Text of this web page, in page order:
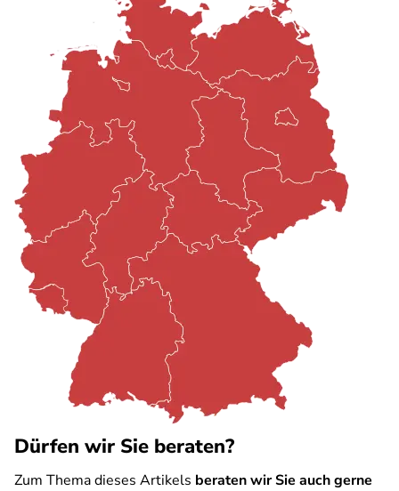
Dürfen wir Sie beraten?
Zum Thema dieses Artikels beraten wir Sie auch gerne